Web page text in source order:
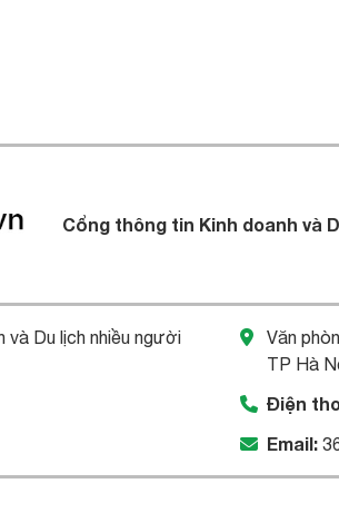
Cổng thông tin Kinh doanh và
và Du lịch nhiều người
Văn
TP Hà
Điện
Email: